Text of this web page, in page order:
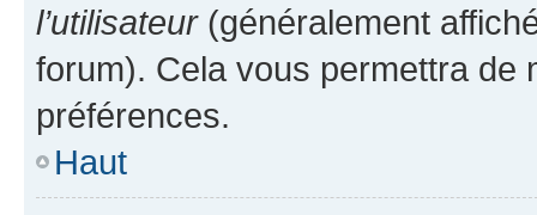
l’utilisateur(généralement
forum). Cela vous permettra de
préférences.
Haut